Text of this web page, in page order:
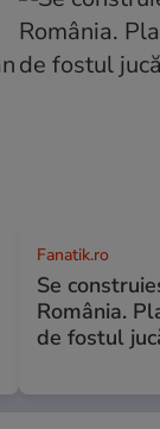
Fanatik.ro
Se
România.
de fostul